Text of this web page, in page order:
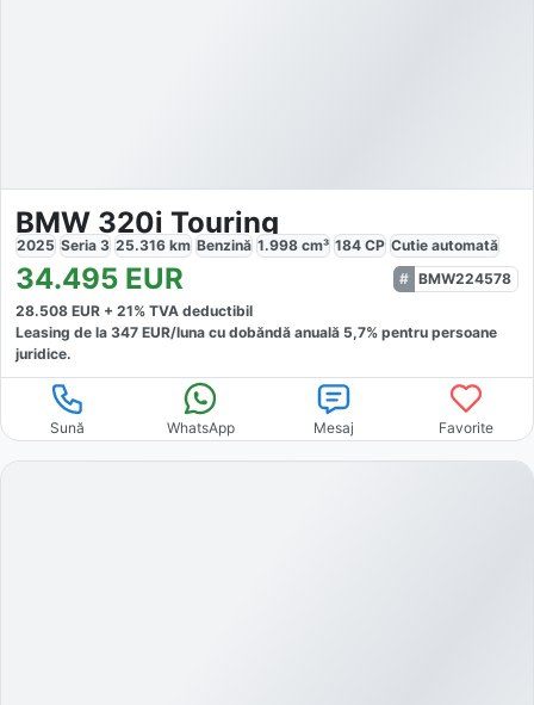
BMW 320i Touring
2025 Seria 3 25.316 km Benzină 1.998 cm³ 184 CP Cutie automată
34.495 EUR
BMW224578
28.508 EUR + 21% TVA deductibil
Leasing de la 347 EUR/luna cu dobăndă anuală 5,7% pentru persoane
juridice.
Sună WhatsApp Mesaj Favorite